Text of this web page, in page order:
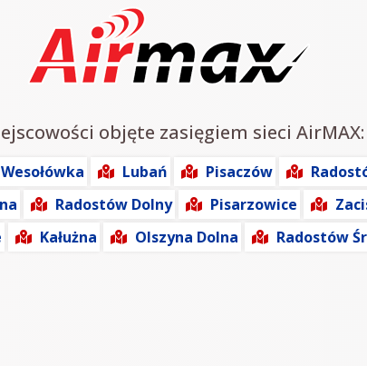
objęte zasięgiem sieci AirMAX:
Wesołówka Lubań Pisaczów
Radostów Dolny Pisarzowice
Kałużna Olszyna Dolna Radostów